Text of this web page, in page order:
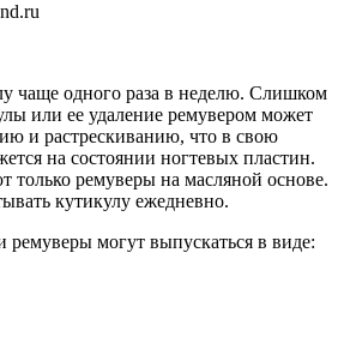
чаще одного раза в неделю. Слишком
или ее удаление ремувером может
и растрескиванию, что в свою
на состоянии ногтевых пластин.
только ремуверы на масляной основе.
кутикулу ежедневно.
ремуверы могут выпускаться в виде: